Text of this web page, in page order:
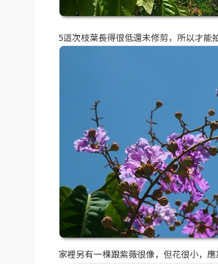
5這次枝葉長得很低還未修剪，所以才能
家裡另有一棵跟紫薇很像，但花很小，